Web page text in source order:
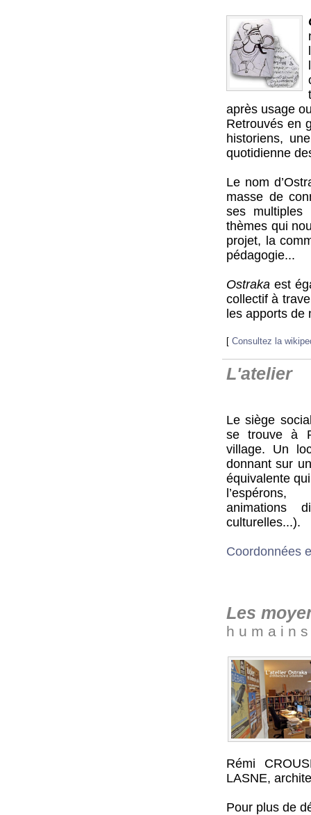
après usage
Retrouvés en
historiens,
quotidienne
Le nom
masse de
ses multiples
thèmes qui
projet, la
pédagogie...
Ostraka est
collectif à
les apports de
[ Consultez la
L'atelier
Le siège
se trouve à
village. Un
donnant sur
équivalente
animations
culturelles...).
Coordonnées
Les
h u m a i n s
Rémi
LASNE,
Pour plus de